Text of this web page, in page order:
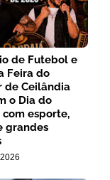
de Futebol e
Feira do
de Ceilândia
o Dia do
esporte,
grandes